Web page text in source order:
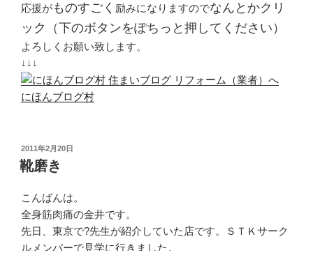
応援がものすごく 励みになりますのでなんとかクリ
ック（下のボタンをぽちっと押してください）
よろしくお願い致します。
↓↓↓
にほんブログ村
投
稿
日:
2011年2月20日
靴磨き
こんばんは。
全身筋肉痛の金井です。
先日、東京で?先生が紹介していた店です。ＳＴＫサーク
ルメンバーで見学に行きました。